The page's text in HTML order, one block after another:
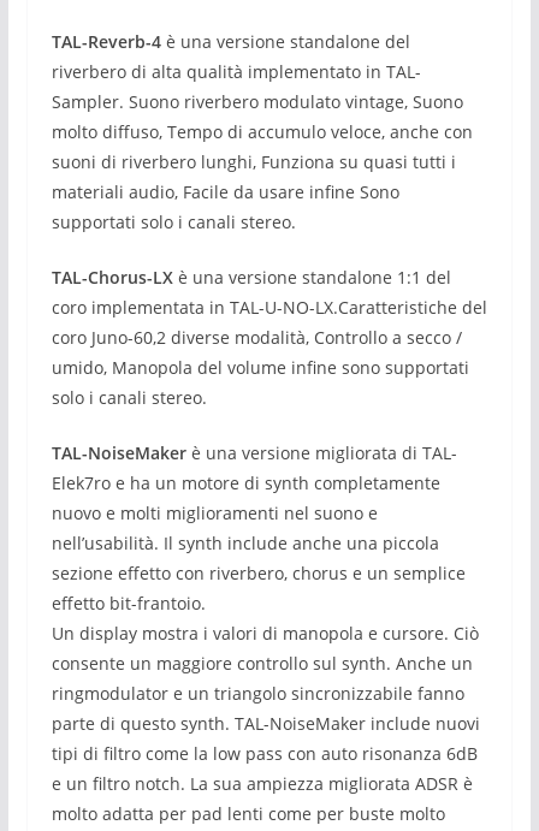
TAL-Reverb-4è una versione standalone del
riverbero di alta qualità implementato in TAL-
Sampler. Suono riverbero modulato vintage, Suono
molto diffuso, Tempo di accumulo veloce, anche con
suoni di riverbero lunghi, Funziona su quasi tutti i
materiali audio, Facile da usare infine Sono
supportati solo i canali stereo.
TAL-Chorus-LXè una versione standalone 1:1 del
coro implementata in TAL-U-NO-LX.Caratteristiche del
coro Juno-60,2 diverse modalità, Controllo a secco /
umido, Manopola del volume infine sono supportati
solo i canali stereo.
TAL-NoiseMakerè una versione migliorata di TAL-
Elek7ro e ha un motore di synth completamente
nuovo e molti miglioramenti nel suono e
nell’usabilità. Il synth include anche una piccola
sezione effetto con riverbero, chorus e un semplice
effetto bit-frantoio.
Un display mostra i valori di manopola e cursore. Ciò
consente un maggiore controllo sul synth. Anche un
ringmodulator e un triangolo sincronizzabile fanno
parte di questo synth. TAL-NoiseMaker include nuovi
tipi di filtro come la low pass con auto risonanza 6dB
e un filtro notch. La sua ampiezza migliorata ADSR è
molto adatta per pad lenti come per buste molto